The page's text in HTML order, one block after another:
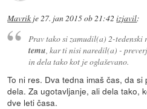
Mavrik je27. jan 2015 ob 21:42 izjavil:
Prav tako si zamudil(a) 2-tedenski
temu , kar ti nisi naredil(a) -
in dela tako kot je oglaševano.
To ni res. Dva tedna imaš čas, da
dela. Za ugotavljanje, ali dela tako,
dve leti časa.